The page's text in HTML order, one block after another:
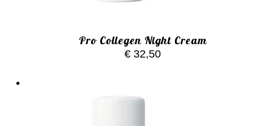
Pro Collegen Night Cream
€ 32,50